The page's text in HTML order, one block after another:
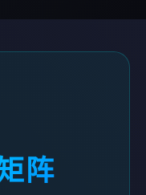
阵